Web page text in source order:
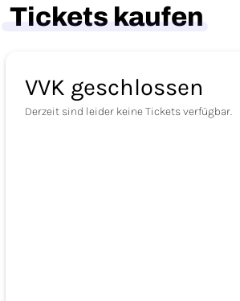
Tickets kaufen
VVK geschlossen
Derzeit sind leider keine Tickets verfügbar.